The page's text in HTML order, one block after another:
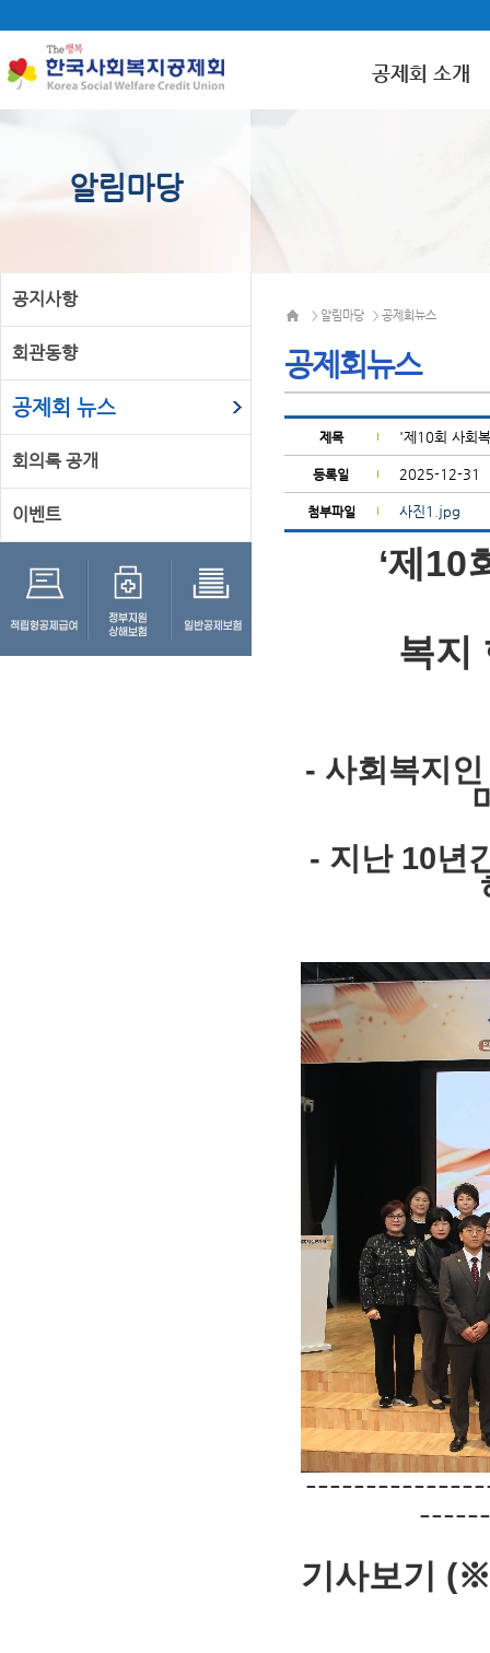
공제회 소개
알림마당
공지사항
회관동향
공제회 뉴스
회의록 공개
이벤트
> 알림마당 > 공제회뉴스
공제회뉴스
제목 '제10회 사회
등록일 2025-12-31
첨부파일 사진1.jpg
‘제10
복지
- 사회복지
- 지난 10년
기사보기